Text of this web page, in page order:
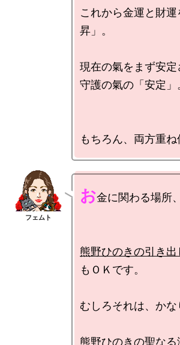
これから金運と財
昇」。
現在の氣をまず安
守護の氣の「安定」
お金に関わる場所
熊野ひのきの引き出
もＯＫです。
むしろそれは、かな
熊野ひのきの聖な